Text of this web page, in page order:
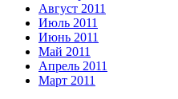
Август 2011
Июль 2011
Июнь 2011
Май 2011
Апрель 2011
Март 2011